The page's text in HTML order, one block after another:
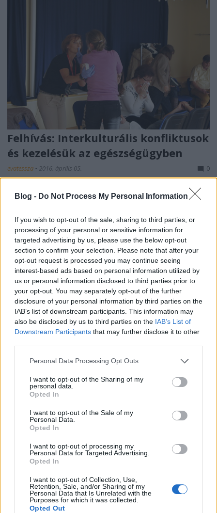
Blog - Do Not Process My Personal Information
If you wish to opt-out of the sale, sharing to third parties, or
processing of your personal or sensitive information for
targeted advertising by us, please use the below opt-out
section to confirm your selection. Please note that after your
opt-out request is processed you may continue seeing
interest-based ads based on personal information utilized by
us or personal information disclosed to third parties prior to
your opt-out. You may separately opt-out of the further
disclosure of your personal information by third parties on the
IAB’s list of downstream participants. This information may
also be disclosed by us to third parties on the IAB’s List of
Downstream Participants that may further disclose it to other
Please note that this website/app uses one or more Google
not limited to your visit or usage behaviour. You may click to
grant or deny consent to Google and its third-party tags to
use your data for below specified purposes in below Google
consent section.
Personal Data Processing Opt Outs
I want to opt-out of the Sharing of my
personal data.
Opted In
I want to opt-out of the Sale of my
Personal Data.
Opted In
I want to opt-out of processing my
Personal Data for Targeted Advertising.
Opted In
I want to opt-out of Collection, Use,
Retention, Sale, and/or Sharing of my
Personal Data that Is Unrelated with the
Purposes for which it was collected.
Opted Out
Felhívás: Interkulturális konfliktusok
és kezelésük az egészségügyben
evatessza • 2016. április 05. 0
Az Artemisszió Alapítvány Interkulturális
kompetenciafejlesztő képzést szervez az
egészségügy területén dolgozó szakemberek
számára.
Interkulturális
kompetenciafejlesztés a rendészeti-
dolgozók számára
A rendészeti területen dolgozó szakemberek és a
segítő szakmákban dolgozó szakemberek is